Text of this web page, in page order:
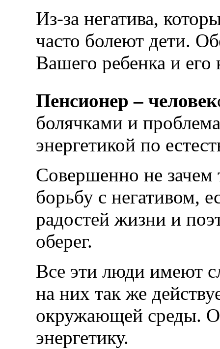
Из-за негатива,
часто болеют дети.
Вашего ребенка и его
Пенсионер – человек
болячками и
энергетикой по
Совершенно не зачем
борьбу с негативом,
радостей жизни и
оберег.
Все эти люди имеют
на них так же
окружающей среды.
энергетику.